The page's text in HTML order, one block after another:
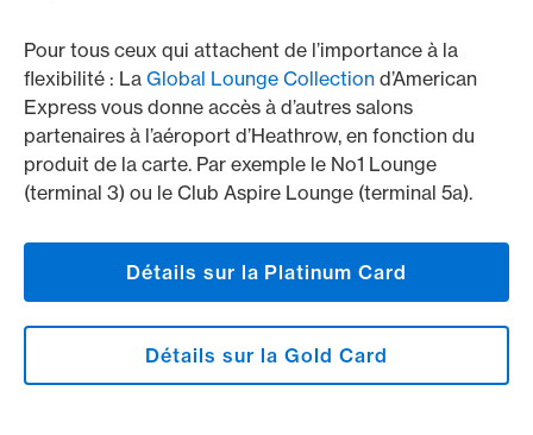
Pour tous ceux qui attachent de l’importance à la
flexibilité : La Global Lounge Collection d’American
Express vous donne accès à d’autres salons
partenaires à l’aéroport d’Heathrow, en fonction du
produit de la carte. Par exemple le No1 Lounge
(terminal 3) ou le Club Aspire Lounge (terminal 5a).
Détails sur la Platinum Card
Détails sur la Gold Card